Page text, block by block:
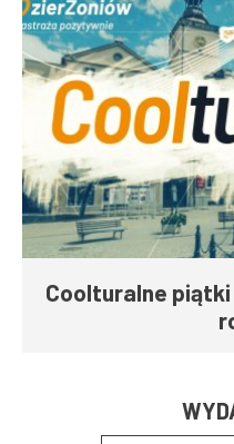
Coolturalne